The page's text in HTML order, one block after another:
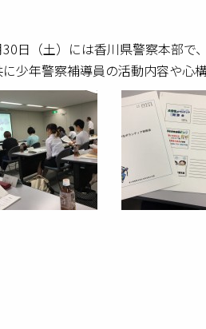
30日（土）には香川県警察本部で
に少年警察補導員の活動内容や心